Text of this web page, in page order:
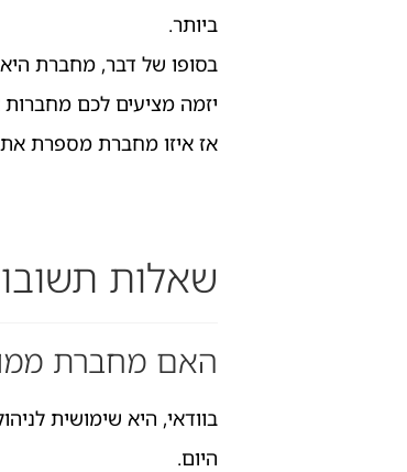
ביותר.
בסופו של דבר, מחברת היא
יזמה מציעים לכם מחברות
אז איזו מחברת מספרת
שאלות
האם מחברת
בוודאי, היא שימושית
היום.